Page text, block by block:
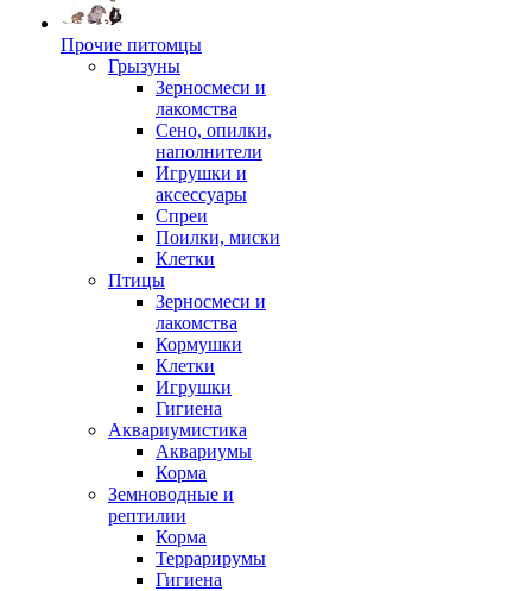
Прочие питомцы
Грызуны
Зерносмеси и
лакомства
Сено, опилки,
наполнители
Игрушки и
аксессуары
Спреи
Поилки, миски
Клетки
Птицы
Зерносмеси и
лакомства
Кормушки
Клетки
Игрушки
Гигиена
Аквариумистика
Аквариумы
Корма
Земноводные и
рептилии
Корма
Террарирумы
Гигиена